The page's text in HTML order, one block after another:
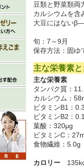
豆類と野菜類両
カルシウムを含
大豆にはない
旬：7～9月
保存方法：固ゆ
主な栄養素
主な栄養素
タンパク質：
カルシウム：
ビタミンB1：
ビタミンB2：
葉酸：320μg
ビタミンC：
食物繊維：5.0g
カロリー